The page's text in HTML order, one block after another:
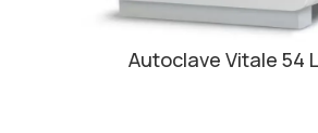
Autoclave Vitale 54